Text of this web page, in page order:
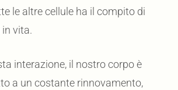
le altre cellule ha il compito di
vita.
interazione, il nostro corpo è
a un costante rinnovamento,